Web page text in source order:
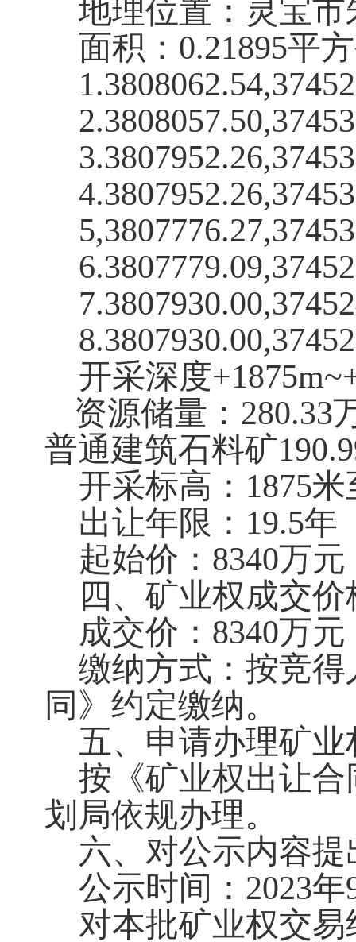
地理位置：灵宝
面积：0.21895平
开采深度
资源储量：280.33
普通建筑石料矿
开采标高：1875米
出让年限：19.5年
起始价：8340万元
四、矿业权成交
成交价：8340万元
缴纳方式：按竞
同》约定缴纳。
五、申请办理矿
按《矿业权出让
划局依规办理。
六、对公示内容
公示时间：2023年
对本批矿业权交